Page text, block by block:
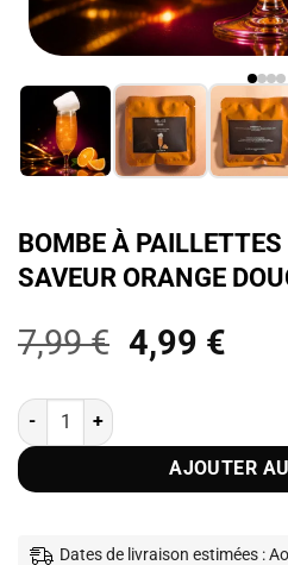
BOMBE À
SAVEUR ORANGE
7,99€ Le
prix
était :
7,99 €.
4,99 €Le
est :
quantité de Bombe à paillettes
AJOUTER
Dates de livraison estimées :